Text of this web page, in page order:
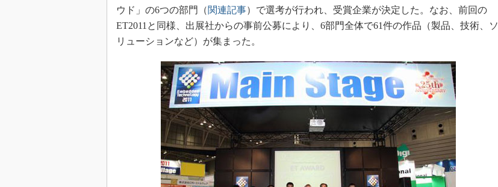
メイドインジャパン
植物工場
海外生産
グローバル設計・開発
制御セキュリティ
新型コロナへの対応
ウド」の6つの部門（関連記事）で選考が行われ、受賞企業が決定した。なお、前回の
ET2011と同様、出展社からの事前公募により、6部門全体で61件の作品（製品、技術、ソ
リューションなど）が集まった。